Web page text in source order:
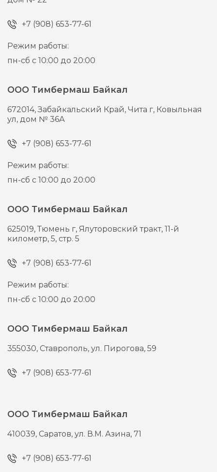
+7 (908) 653-77-61
Режим работы:
пн-сб с 10:00 до 20:00
ООО Тимбермаш Байкал
672014,Забайкальский Край, Чита г, Ковыльная
ул, дом № 36А
+7 (908) 653-77-61
Режим работы:
пн-сб с 10:00 до 20:00
ООО Тимбермаш Байкал
625019,Тюмень г, Ялуторовский тракт, 11-й
километр, 5, стр. 5
+7 (908) 653-77-61
Режим работы:
пн-сб с 10:00 до 20:00
ООО Тимбермаш Байкал
355030, Ставрополь,ул. Пирогова, 59
+7 (908) 653-77-61
ООО Тимбермаш Байкал
410039, Саратов,ул. В.М. Азина, 71
+7 (908) 653-77-61